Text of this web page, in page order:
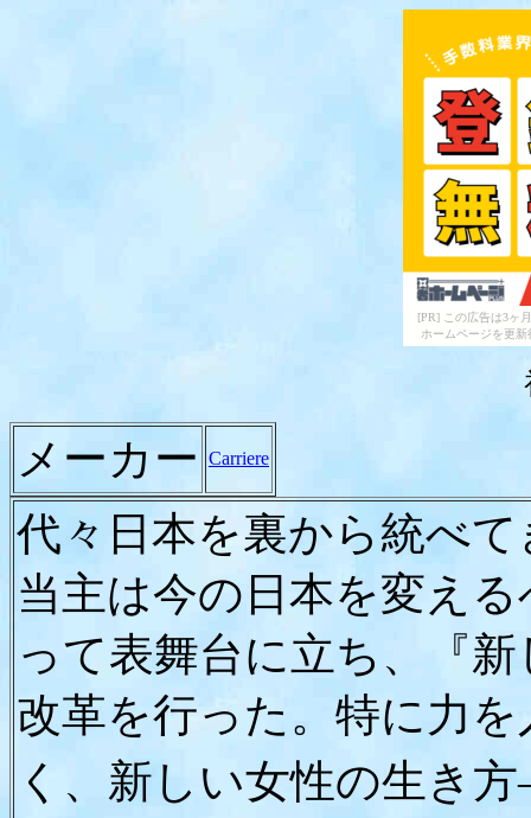
[PR] この広告は3ヶ
ホームページを更
メーカー Carriere
代々日本を裏から統べ
当主は今の日本を変え
って表舞台に立ち、『
改革を行った。 特に力
く、新しい女性の生き